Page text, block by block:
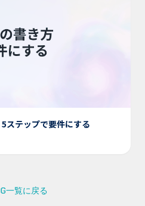
ステップで要件にする
一覧に戻る